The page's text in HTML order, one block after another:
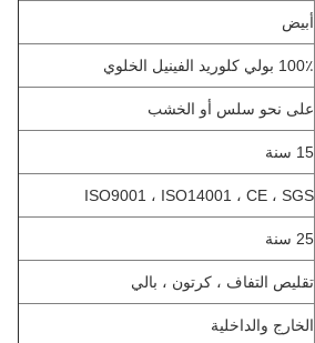
أبيض
100٪ بولي كلوريد الفينيل الخلوي
على نحو سلس أو الخشب
15 سنة
ISO9001 ، ISO14001 ، CE ، SGS
25 سنة
تقليص التفاف ، كرتون ، بالي
الخارج والداخلية